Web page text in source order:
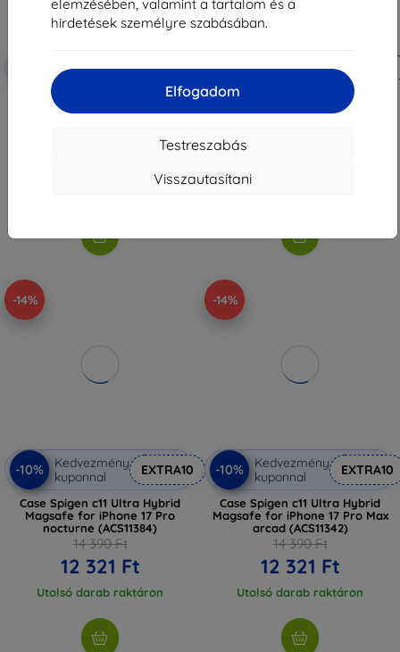
elemzésében, valamint a tartalom és a
hirdetések személyre szabásában.
Elfogadom
Testreszabás
Visszautasítani
kuponnal
EXTRA10
Spigen Ultra Hybrid MagSafe,
clear white - Google Pixel 10a
-10% EXTRA10
Spigen Nano Pop MagSafe,
blueberry navy - Google Pixel
-14%
-10%
Kedvezmény
kuponnal
EXTRA10
Case Spigen c11 Ultra Hybrid
Magsafe for iPhone 17 Pro
nocturne (ACS11384)
14 390 Ft
12 321 Ft
Utolsó darab raktáron
-14%
-10%
Kedvezmény
kuponnal
EXTRA10
Case Spigen c11 Ultra Hybrid
Magsafe for iPhone 17 Pro Max
arcad (ACS11342)
14 390 Ft
12 321 Ft
Utolsó darab raktáron